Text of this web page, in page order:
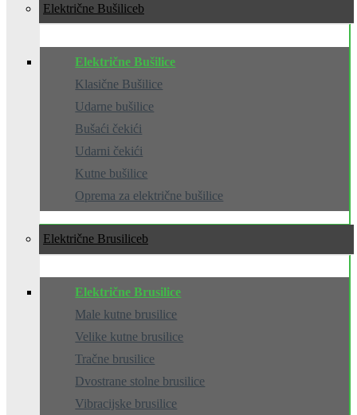
Električne Bušilice
Električne Bušilice
Klasične Bušilice
Udarne bušilice
Bušaći čekići
Udarni čekići
Kutne bušilice
Oprema za električne bušilice
Električne Brusilice
Električne Brusilice
Male kutne brusilice
Velike kutne brusilice
Tračne brusilice
Dvostrane stolne brusilice
Vibracijske brusilice